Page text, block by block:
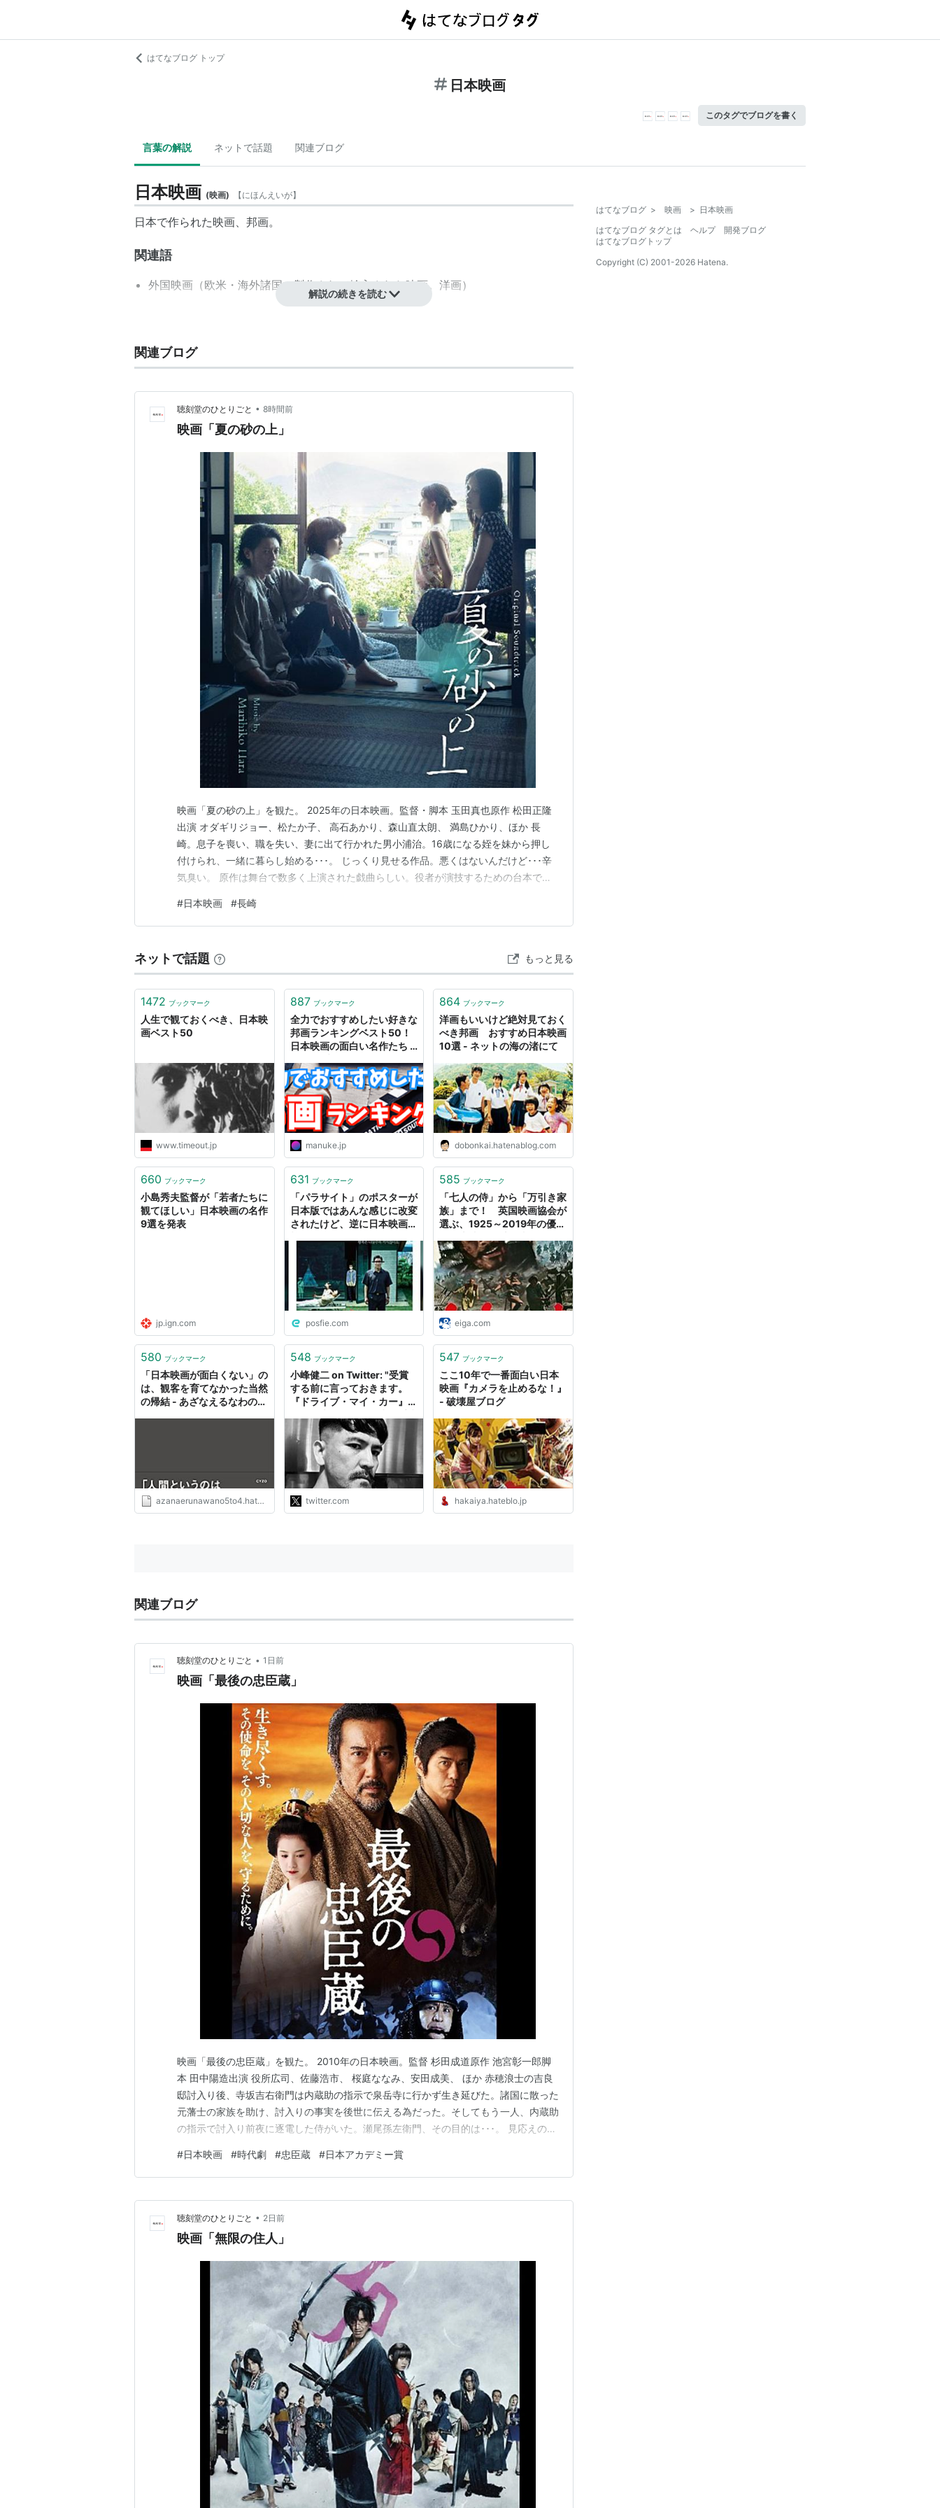
はてなブログ トップ
日本映画
このタグでブログを書く
言葉の解説 ネットで話題 関連ブログ
日本映画 (映画) 【にほんえいが】
日本で作られた映画、 邦画。
関連語
外国映画 （欧米・海外諸国で製作されて輸入された映画。 洋画）
解説の続きを読む
関連ブログ
聴刻堂のひとりごと • 8時間前
映画「夏の砂の上」
映画「夏の砂の上」を観た。 2025年の日本映画。監督・脚本 玉田真也原作 松田正隆
出演 オダギリジョー、松たか子、 高石あかり、森山直太朗、 満島ひかり、ほか 長
崎。息子を喪い、職を失い、妻に出て行かれた男小浦治。16歳になる姪を妹から押し
付けられ、一緒に暮らし始める･･･。 じっくり見せる作品。悪くはないんだけど･･･辛
気臭い。 原作は舞台で数多く上演された戯曲らしい。役者が演技するための台本であ
雰囲気がよく出ていたと思う。しかし、自分はどちらかと言うと小浦治という人物と彼
の物語を観たいのであって、小浦治を演じる…
#日本映画 #長崎
ネットで話題 もっと見る
1472 ブックマーク
人生で観ておくべき、日本映
画ベスト50
www.timeout.jp
887 ブックマーク
全力でおすすめしたい好きな
邦画ランキングベスト50！
日本映画の面白い名作たち |
manuke.jp
864 ブックマーク
洋画もいいけど絶対見ておく
べき邦画 おすすめ日本映画
10選 - ネットの海の渚にて
dobonkai.hatenablog.com
660 ブックマーク
小島秀夫監督が「若者たちに
観てほしい」日本映画の名作
9選を発表
jp.ign.com
631 ブックマーク
「パラサイト」のポスターが
日本版ではあんな感じに改変
されたけど、逆に日本映画が
posfie.com
585 ブックマーク
「七人の侍」から「万引き家
族」まで！ 英国映画協会が
選ぶ、1925～2019年の優れ
ス - 映画.com
eiga.com
580 ブックマーク
「日本映画が面白くない」の
は、観客を育てなかった当然
の帰結 - あざなえるなわのご
azanaerunawano5to4.hatenablog.com
548 ブックマーク
小峰健二 on Twitter: "受賞
する前に言っておきます。
『ドライブ・マイ・カー』が
したとしても、それは日本映
画の勝利を意味しません。日
本映画史に刻まれる快挙に水
を差すようですが、実際そう
なのです。"
twitter.com
547 ブックマーク
ここ10年で一番面白い日本
映画『カメラを止めるな！』
- 破壊屋ブログ
hakaiya.hateblo.jp
関連ブログ
聴刻堂のひとりごと • 1日前
映画「最後の忠臣蔵」
映画「最後の忠臣蔵」を観た。 2010年の日本映画。監督 杉田成道原作 池宮彰一郎脚
本 田中陽造出演 役所広司、佐藤浩市、 桜庭ななみ、安田成美、 ほか 赤穂浪士の吉良
邸討入り後、寺坂吉右衛門は内蔵助の指示で泉岳寺に行かず生き延びた。諸国に散った
元藩士の家族を助け、討入りの事実を後世に伝える為だった。そしてもう一人、内蔵助
の指示で討入り前夜に逐電した侍がいた。瀬尾孫左衛門、その目的は･･･。 見応えのあ
感の伝わる演技も素晴らしい。 同じ時代劇でも昨日観たのとは雲泥の差。比べるつも
りは無いけど、こうも違うものかと、つい…
#日本映画 #時代劇 #忠臣蔵 #日本アカデミー賞
聴刻堂のひとりごと • 2日前
映画「無限の住人」
はてなブログ > 映画 > 日本映画
はてなブログ タグとは
ヘルプ
開発ブログ
はてなブログトップ
Copyright (C) 2001-2026 Hatena.